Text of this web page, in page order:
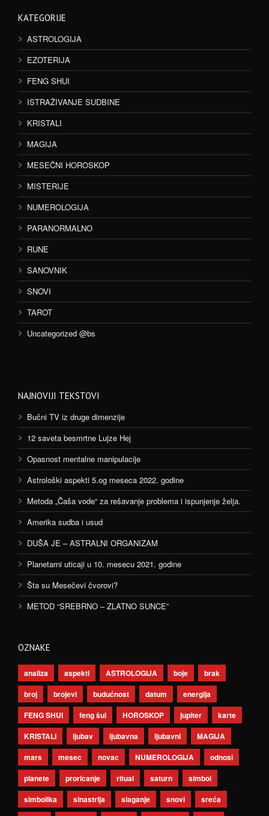
KATEGORIJE
ASTROLOGIJA
EZOTERIJA
FENG SHUI
ISTRAŽIVANJE SUDBINE
KRISTALI
MAGIJA
MESEČNI HOROSKOP
MISTERIJE
NUMEROLOGIJA
PARANORMALNO
RUNE
SANOVNIK
SNOVI
TAROT
Uncategorized @bs
NAJNOVIJI TEKSTOVI
Bučni TV iz druge dimenzije
12 saveta besmrtne Lujze Hej
Opasnost mentalne manipulacije
Astrološki aspekti 5.og meseca 2022. godine
Metoda „Čaša vode“ za rešavanje problema i ispunjenje želja.
Amerika sudba i usud
DUŠA JE – ASTRALNI ORGANIZAM
Planetarni uticaji u 10. mesecu 2021. godine
Šta su Mesečevi čvorovi?
METOD “SREBRNO – ZLATNO SUNCE”
OZNAKE
analiza aspekti ASTROLOGIJA boje
brak
broj
brojevi budućnost datum
energija
FENG SHUI
feng šui HOROSKOP jupiter
karte
KRISTALI
ljubav ljubavna ljubavni
MAGIJA
mars
mesec novac NUMEROLOGIJA
odnosi
planete
proricanje ritual saturn
simbol
simbolika
sinastrija slaganje snovi
sreća